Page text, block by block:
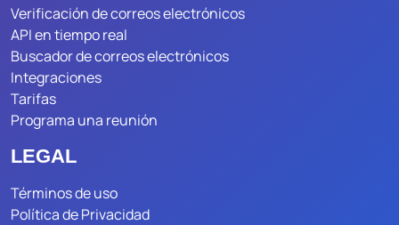
Verificación de correos electrónicos
API en tiempo real
Buscador de correos electrónicos
Integraciones
Tarifas
Programa una reunión
LEGAL
Términos de uso
Política de Privacidad